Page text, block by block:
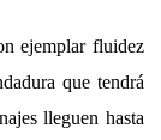
ejemplar fluidez
que tendrá
lleguen hasta